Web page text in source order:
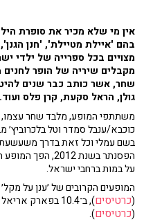
אין מי שלא מכיר את סופרת
בהם 'איילת מטיילת', 'חנן
מצויים בכל ספרייה של ילדי
מקבלים שיריה של הופר לחנים
שחר, אשר כותב כבר שנים
גולן, הראל סקעת, קרן פלס ועוד.
משתתפי המופע, מלבד שחר עצמו,
כוכבא/ענבל סמדר וטל בלכרוביץ׳
בשם עמלי וכל זאת בדרך
הפסנתר בשנת
על במות ברחבי ישראל.
(כרטיסים), ב־10.4 בפארק אריאל שרון ת"א (
(כרטיסים).